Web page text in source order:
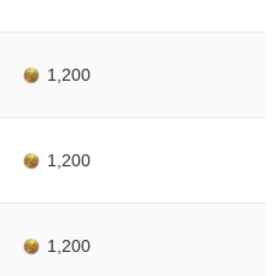
1,200
1,200
1,200